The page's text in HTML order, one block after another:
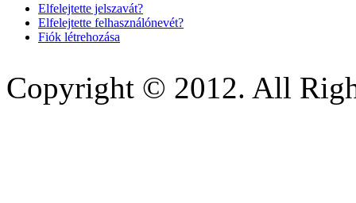
Elfelejtette jelszavát?
Elfelejtette felhasználónevét?
Fiók létrehozása
Copyright © 2012. All